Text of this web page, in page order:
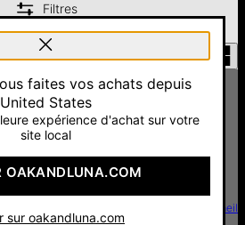
Filtres
Petites Créoles Dôme – Argent
75 €
Petites Créoles Torsadées - Or Vermeil
155 €
faites vos achats depuis
United States
expérience d'achat sur votre
site local
OAKANDLUNA.COM
sur oakandluna.com